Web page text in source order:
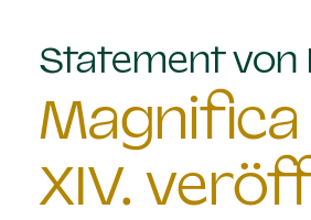
Statement von
XIV.